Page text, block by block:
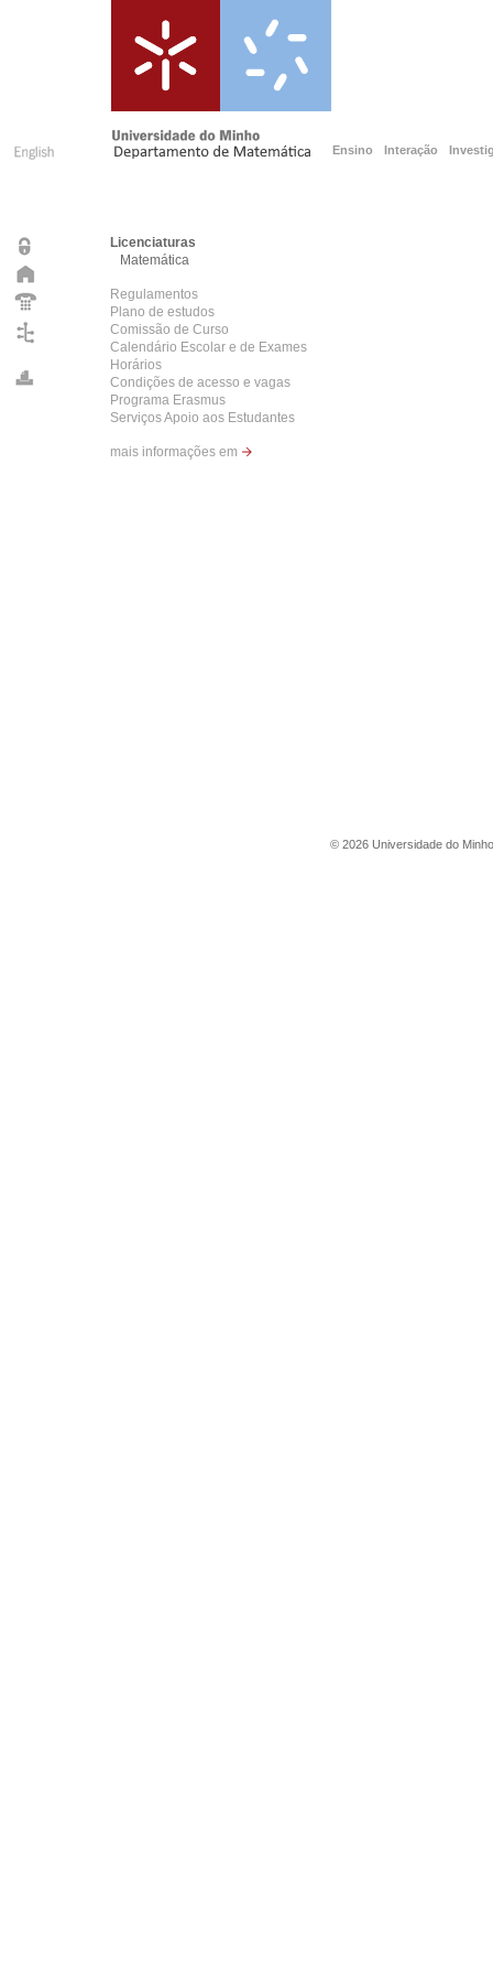
Ensino Interação
Licenciaturas
Matemática
Regulamentos
Plano de estudos
Comissão de Curso
Calendário Escolar e de Exames
Horários
Condições de acesso e vagas
Programa Erasmus
Serviços Apoio aos Estudantes
mais informações em
© 2026 Universidade do